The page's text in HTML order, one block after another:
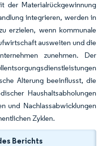
der Materialrückgewinnung
integrieren, werden in
erzielen, wenn kommunale
ausweiten und die
zunehmen. Der
Alterung beeinflusst, die
Haushaltsabholungen
und Nachlassabwicklungen
Zyklen.
Berichts